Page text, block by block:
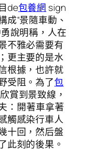
de包養網 sign
成“景隨車動、
說明稱，人在
不雅必需要有
更主要的是水
根據，也許就
受阻。為了包
賞到景致線，
：開著車拿著
觸感染行車人
十回，然后盤
此刻的後果。